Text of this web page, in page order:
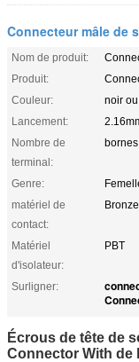
Connecteur mâle de
Nom de produit:
Produit:
Couleur:
noir
Lancement:
Nombre de
terminal:
Genre:
matériel de
contact:
Matériel
d'isolateur:
PBT
Surligner:
Écrous de tête de
Connector With de